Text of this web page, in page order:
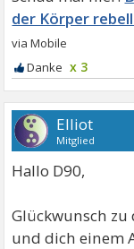
der Körper
x 3
Elliot
Mitglied
Hallo D90,
Glückwunsch
und dich einem